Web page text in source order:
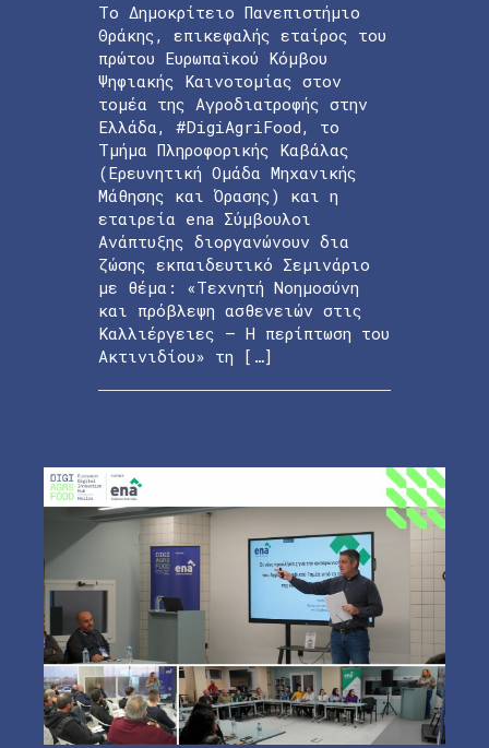
Το Δημοκρίτειο Πανεπιστήμιο
Θράκης, επικεφαλής εταίρος του
πρώτου Ευρωπαϊκού Κόμβου
Ψηφιακής Καινοτομίας στον
τομέα της Αγροδιατροφής στην
Ελλάδα, #DigiAgriFood, το
Τμήμα Πληροφορικής Καβάλας
(Ερευνητική Ομάδα Μηχανικής
Μάθησης και Όρασης) και η
εταιρεία ena Σύμβουλοι
Ανάπτυξης διοργανώνουν δια
ζώσης εκπαιδευτικό Σεμινάριο
με θέμα: «Τεχνητή Νοημοσύνη
και πρόβλεψη ασθενειών στις
Καλλιέργειες – Η περίπτωση του
Ακτινιδίου» τη […]